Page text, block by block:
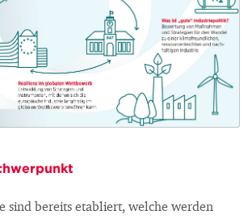
sind bereits etabliert, welche werden